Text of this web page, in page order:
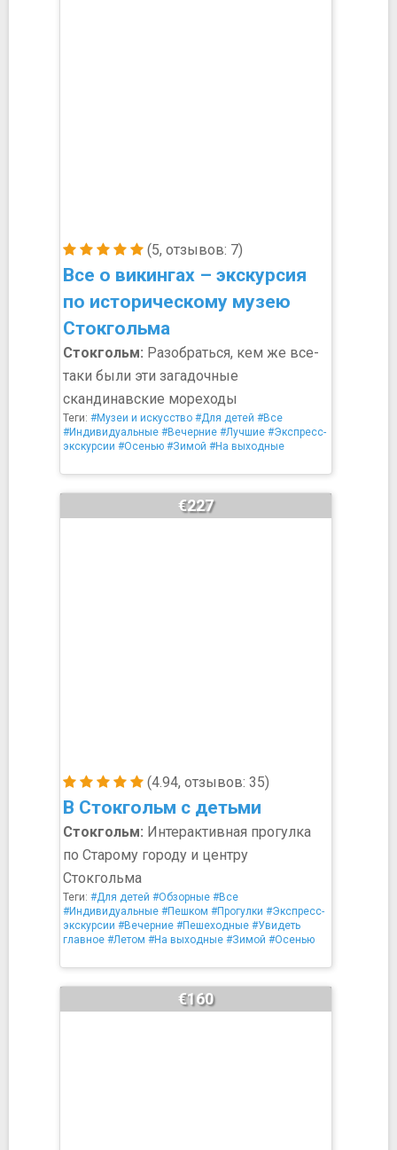
(5, отзывов: 7)
Все о викингах – экскурсия
по историческому музею
Стокгольма
Стокгольм: Разобраться, кем же все-
таки были эти загадочные
скандинавские мореходы
Теги: #Музеи и искусство #Для детей #Все
#Индивидуальные #Вечерние #Лучшие #Экспресс-
экскурсии #Осенью #Зимой #На выходные
(4.94, отзывов: 35)
В Стокгольм с детьми
€227
Стокгольм: Интерактивная прогулка
по Старому городу и центру
Стокгольма
Теги: #Для детей #Обзорные #Все
#Индивидуальные #Пешком #Прогулки #Экспресс-
экскурсии #Вечерние #Пешеходные #Увидеть
главное #Летом #На выходные #Зимой #Осенью
€160